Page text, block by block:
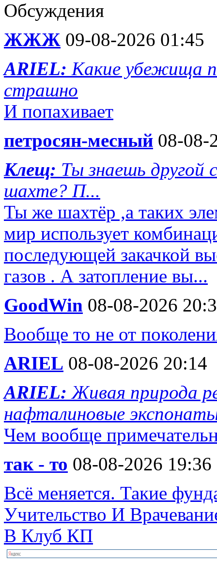
Обсуждения
ЖЖЖ 09-08-2026 01:45
ARIEL: Какие убежища
страшно
И попахивает
петросян-месный 08-08-
Клещ: Ты знаешь
шахте? П...
Ты же шахтёр ,а таких
мир использует
последующей закачкой
газов . А затопление вы...
GoodWin 08-08-2026
Вообще то не от
ARIEL 08-08-2026 20:14
ARIEL: Живая природа
нафталиновые
Чем вообще
так - то 08-08-2026 19:36
Всё меняется. Такие
Учительство И
В Клуб КП